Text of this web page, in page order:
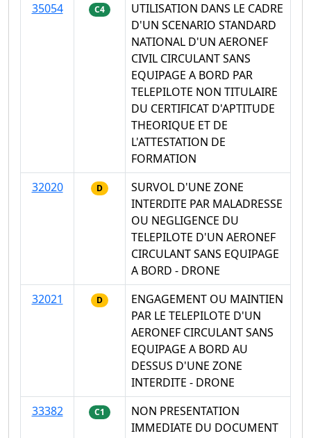
35054
C4
UTILISATION DANS LE CADRE
D'UN SCENARIO STANDARD
NATIONAL D'UN AERONEF
CIVIL CIRCULANT SANS
EQUIPAGE A BORD PAR
TELEPILOTE NON TITULAIRE
DU CERTIFICAT D'APTITUDE
THEORIQUE ET DE
L'ATTESTATION DE
FORMATION
32020
D
SURVOL D'UNE ZONE
INTERDITE PAR MALADRESSE
OU NEGLIGENCE DU
TELEPILOTE D'UN AERONEF
CIRCULANT SANS EQUIPAGE
A BORD - DRONE
32021
D
ENGAGEMENT OU MAINTIEN
PAR LE TELEPILOTE D'UN
AERONEF CIRCULANT SANS
EQUIPAGE A BORD AU
DESSUS D'UNE ZONE
INTERDITE - DRONE
33382
C1
NON PRESENTATION
IMMEDIATE DU DOCUMENT